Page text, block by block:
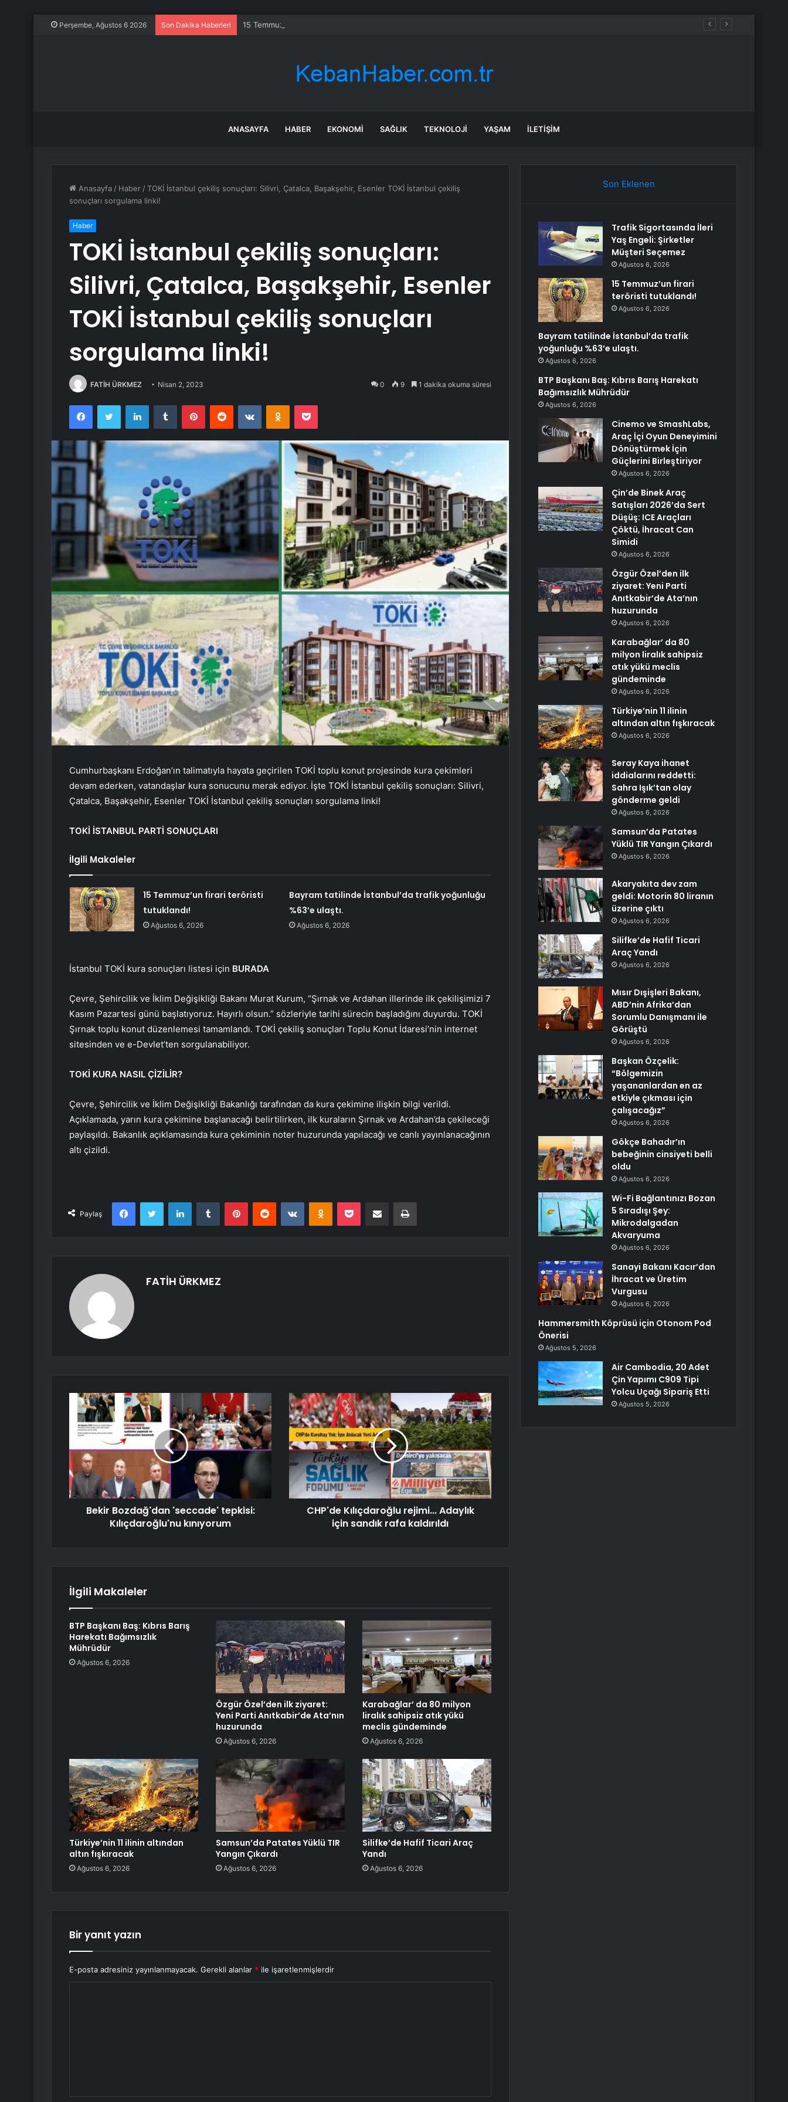
Perşembe, Ağustos 6 2026 Son Dakika Haberleri 15 Temmuz’un firari teröristi tutuklandı!
ANASAYFA HABER EKONOMI SAĞLIK TEKNOLOJI YAŞAM İLETIŞIM
Anasayfa / Haber /TOKİ İstanbul çekiliş sonuçları: Silivri, Çatalca, Başakşehir, Esenler TOKİ İstanbul çekiliş
sonuçları sorgulama linki!
Haber
TOKİ İstanbul çekiliş sonuçları:
Silivri, Çatalca, Başakşehir, Esenler
TOKİ İstanbul çekiliş sonuçları
sorgulama linki!
FATİH ÜRKMEZ Nisan 2, 2023 0 9 1 dakika okuma süresi
FacebookTwitter LinkedInTumblr PinterestReddit VKontakteOdnoklassniki
Pocket
Cumhurbaşkanı Erdoğan’ın talimatıyla hayata geçirilen TOKİ toplu konut projesinde kura çekimleri
devam ederken, vatandaşlar kura sonucunu merak ediyor. İşte TOKİ İstanbul çekiliş sonuçları: Silivri,
Çatalca, Başakşehir, Esenler TOKİ İstanbul çekiliş sonuçları sorgulama linki!
TOKİ İSTANBUL PARTİ SONUÇLARI
İlgili Makaleler
15 Temmuz’un firari teröristi
tutuklandı!
Ağustos 6, 2026
Bayram tatilinde İstanbul’da trafik yoğunluğu
%63’e ulaştı.
Ağustos 6, 2026
İstanbul TOKİ kura sonuçları listesi için BURADA
Çevre, Şehircilik ve İklim Değişikliği Bakanı Murat Kurum, “Şırnak ve Ardahan illerinde ilk çekilişimizi 7
Kasım Pazartesi günü başlatıyoruz. Hayırlı olsun.” sözleriyle tarihi sürecin başladığını duyurdu. TOKİ
Şırnak toplu konut düzenlemesi tamamlandı. TOKİ çekiliş sonuçları Toplu Konut İdaresi’nin internet
sitesinden ve e-Devlet’ten sorgulanabiliyor.
TOKİ KURA NASIL ÇİZİLİR?
Çevre, Şehircilik ve İklim Değişikliği Bakanlığı tarafından da kura çekimine ilişkin bilgi verildi.
Açıklamada, yarın kura çekimine başlanacağı belirtilirken, ilk kuraların Şırnak ve Ardahan’da çekileceği
paylaşıldı. Bakanlık açıklamasında kura çekiminin noter huzurunda yapılacağı ve canlı yayınlanacağının
altı çizildi.
Paylaş
FacebookTwitter LinkedInTumblr PinterestReddit VKontakteOdnoklassniki
Pocket E-Posta ile paylaş Yazdır
FATİH ÜRKMEZ
Bekir Bozdağ'dan 'seccade' tepkisi:
Kılıçdaroğlu'nu kınıyorum
CHP'de Kılıçdaroğlu rejimi... Adaylık
için sandık rafa kaldırıldı
İlgili Makaleler
BTP Başkanı Baş: Kıbrıs Barış
Harekatı Bağımsızlık
Mührüdür
Ağustos 6, 2026
Özgür Özel’den ilk ziyaret:
Yeni Parti Anıtkabir’de Ata’nın
huzurunda
Ağustos 6, 2026
Karabağlar’ da 80 milyon
liralık sahipsiz atık yükü
meclis gündeminde
Ağustos 6, 2026
Türkiye’nin 11 ilinin altından
altın fışkıracak
Ağustos 6, 2026
Samsun’da Patates Yüklü TIR
Yangın Çıkardı
Ağustos 6, 2026
Silifke’de Hafif Ticari Araç
Yandı
Ağustos 6, 2026
Bir yanıt yazın
E-posta adresiniz yayınlanmayacak. Gerekli alanlar * ile işaretlenmişlerdir
Son Eklenen
Trafik Sigortasında İleri
Yaş Engeli: Şirketler
Müşteri Seçemez
Ağustos 6, 2026
15 Temmuz’un firari
teröristi tutuklandı!
Ağustos 6, 2026
Bayram tatilinde İstanbul’da trafik
yoğunluğu %63’e ulaştı.
Ağustos 6, 2026
BTP Başkanı Baş: Kıbrıs Barış Harekatı
Bağımsızlık Mührüdür
Ağustos 6, 2026
Cinemo ve SmashLabs,
Araç İçi Oyun Deneyimini
Dönüştürmek İçin
Güçlerini Birleştiriyor
Ağustos 6, 2026
Çin’de Binek Araç
Satışları 2026’da Sert
Düşüş: ICE Araçları
Çöktü, İhracat Can
Simidi
Ağustos 6, 2026
Özgür Özel’den ilk
ziyaret: Yeni Parti
Anıtkabir’de Ata’nın
huzurunda
Ağustos 6, 2026
Karabağlar’ da 80
milyon liralık sahipsiz
atık yükü meclis
gündeminde
Ağustos 6, 2026
Türkiye’nin 11 ilinin
altından altın fışkıracak
Ağustos 6, 2026
Seray Kaya ihanet
iddialarını reddetti:
Sahra Işık’tan olay
gönderme geldi
Ağustos 6, 2026
Samsun’da Patates
Yüklü TIR Yangın Çıkardı
Ağustos 6, 2026
Akaryakıta dev zam
geldi: Motorin 80 liranın
üzerine çıktı
Ağustos 6, 2026
Silifke’de Hafif Ticari
Araç Yandı
Ağustos 6, 2026
Mısır Dışişleri Bakanı,
ABD’nin Afrika’dan
Sorumlu Danışmanı ile
Görüştü
Ağustos 6, 2026
Başkan Özçelik:
“Bölgemizin
yaşananlardan en az
etkiyle çıkması için
çalışacağız”
Ağustos 6, 2026
Gökçe Bahadır’ın
bebeğinin cinsiyeti belli
oldu
Ağustos 6, 2026
Wi-Fi Bağlantınızı Bozan
5 Sıradışı Şey:
Mikrodalgadan
Akvaryuma
Ağustos 6, 2026
Sanayi Bakanı Kacır’dan
İhracat ve Üretim
Vurgusu
Ağustos 6, 2026
Hammersmith Köprüsü için Otonom Pod
Önerisi
Ağustos 5, 2026
Air Cambodia, 20 Adet
Çin Yapımı C909 Tipi
Yolcu Uçağı Sipariş Etti
Ağustos 5, 2026